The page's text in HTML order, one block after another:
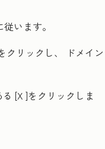
います。
クリックし、
ドメイン
[X ]をクリックしま